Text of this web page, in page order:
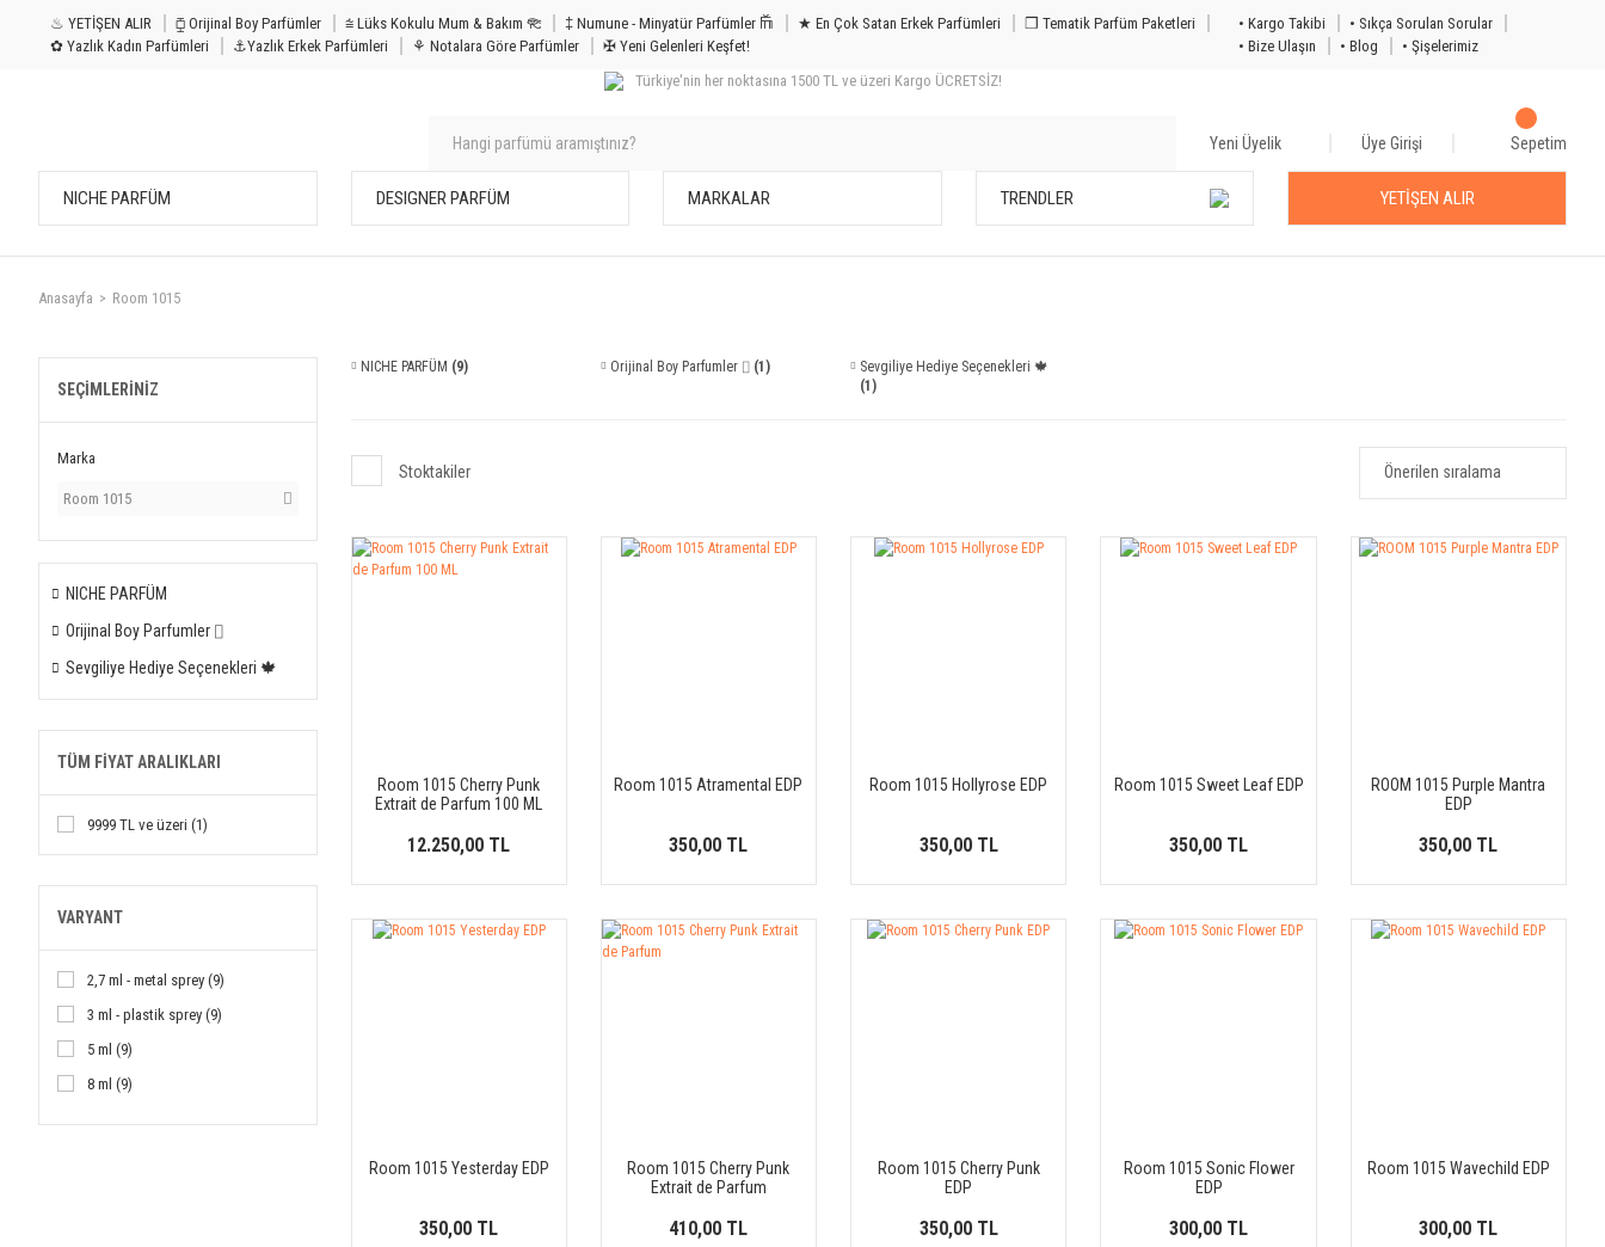
♨ YETİŞEN ALIR ⧮ Orijinal Boy Parfümler ⩭ Lüks Kokulu Mum & Bakım 𐦝 ‡ Numune - Minyatür Parfümler 𐙏 ★ En Çok Satan Erkek Parfümleri
❒ Tematik Parfüm Paketleri
✿ Yazlık Kadın Parfümleri
⚓Yazlık Erkek Parfümleri ⚘ Notalara Göre Parfümler ✠ Yeni Gelenleri Keşfet!
• Kargo Takibi
• Sıkça Sorulan Sorular
• Bize Ulaşın
• Blog
• Şişelerimiz
Türkiye'nin her noktasına 1500 TL ve üzeri Kargo ÜCRETSİZ!
Yeni Üyelik Üye Girişi Sepetim
NICHE PARFÜM DESIGNER PARFÜM MARKALAR TRENDLER YETİŞEN ALIR
Anasayfa Room 1015
SEÇIMLERINIZ
Marka
Room 1015
NICHE PARFÜM
Orijinal Boy Parfumler ⌷
Sevgiliye Hediye Seçenekleri 🍁
TÜM FIYAT ARALIKLARI
9999 TL ve üzeri (1)
VARYANT
2,7 ml - metal sprey (9)
3 ml - plastik sprey (9)
5 ml (9)
8 ml (9)
NICHE PARFÜM (9) Orijinal Boy Parfumler ⌷ (1)
Sevgiliye Hediye Seçenekleri 🍁
(1)
Stoktakiler
Room 1015 Cherry Punk
Extrait de Parfum 100 ML
12.250,00 TL
Room 1015 Atramental EDP
350,00 TL
Room 1015 Hollyrose EDP
350,00 TL
Room 1015 Sweet Leaf EDP
350,00 TL
ROOM 1015 Purple Mantra
EDP
350,00 TL
Room 1015 Yesterday EDP
350,00 TL
Room 1015 Cherry Punk
Extrait de Parfum
410,00 TL
Room 1015 Cherry Punk
EDP
350,00 TL
Room 1015 Sonic Flower
EDP
300,00 TL
Room 1015 Wavechild EDP
300,00 TL